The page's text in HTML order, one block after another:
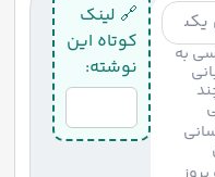
به
🔗 لینک
کوتاه این
نوشته: